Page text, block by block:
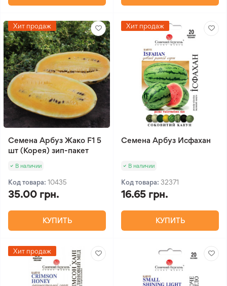
Хит продаж
Семена Арбуз Жако F1 5
шт (Корея) зип-пакет
В наличии
Код товара: 10435
35.00 грн.
КУПИТЬ
Хит продаж
Семена Арбуз Исфахан
В наличии
Код товара: 32371
16.65 грн.
КУПИТЬ
Хит продаж